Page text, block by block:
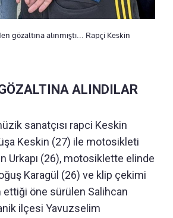
gözaltına alınmıştı... Rapçi Keskin
ALINDILAR
sanatçısı rapci Keskin
Keskin (27) ile motosikleti
Urkapı (26), motosiklette elinde
Karagül (26) ve klip çekimi
öne sürülen Salihcan
ilçesi Yavuzselim